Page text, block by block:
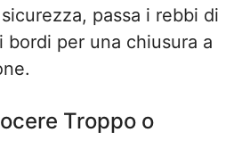
passa i rebbi di
bordi per una chiusura a
Troppo o